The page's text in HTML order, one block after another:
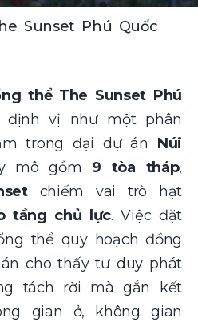
Sunset Phú Quốc
thể The Sunset Phú
vị như một phân
trong đại dự án Núi
mô gồm 9 tòa tháp,
chiếm vai trò hạt
tầng chủ lực. Việc đặt
thể quy hoạch đồng
cho thấy tư duy phát
tách rời mà gắn kết
gian ở, không gian